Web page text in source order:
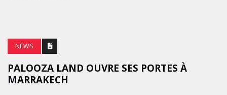
NEWS
PALOOZA LAND OUVRE SES PORTES À
MARRAKECH